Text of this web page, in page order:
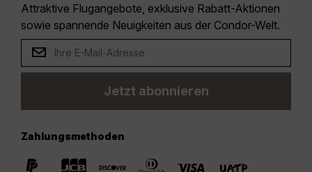
Attraktive Flugangebote, exklusive Rabatt-Aktionen
sowie spannende Neuigkeiten aus der Condor-Welt.
Jetzt abonnieren
Zahlungsmethoden